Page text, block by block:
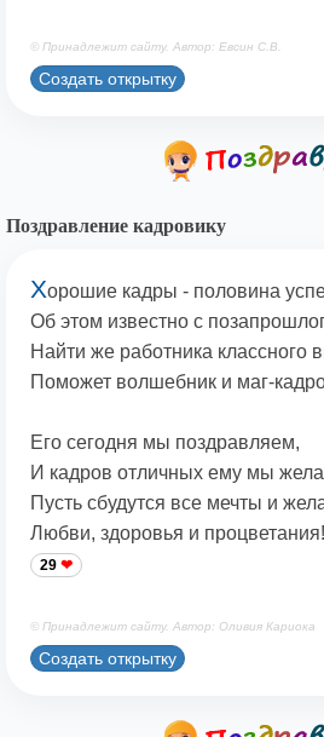
© Принадлежит сайту. Автор: Евсин С.В.
Создать открытку
Поздравление кадровику
Хорошие кадры - половина
Об этом известно с
Найти же работника классного
Поможет волшебник и маг-
Его сегодня мы поздравляем,
И кадров отличных ему мы
Пусть сбудутся все мечты и
Любви, здоровья и процветания!
29
© Принадлежит сайту. Автор: Оливия Кариока
Создать открытку